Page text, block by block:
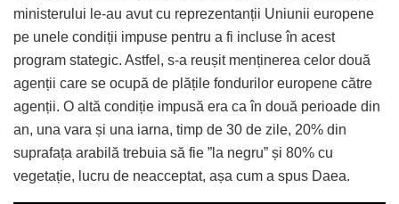
ministerului le-au avut cu reprezentanții Uniunii europene
pe unele condiții impuse pentru a fi incluse în acest
program stategic. Astfel, s-a reușit menținerea celor două
agenții care se ocupă de plățile fondurilor europene către
agenții. O altă condiție impusă era ca în două perioade din
an, una vara și una iarna, timp de 30 de zile, 20% din
suprafața arabilă trebuia să fie ”la negru” și 80% cu
vegetație, lucru de neacceptat, așa cum a spus Daea.